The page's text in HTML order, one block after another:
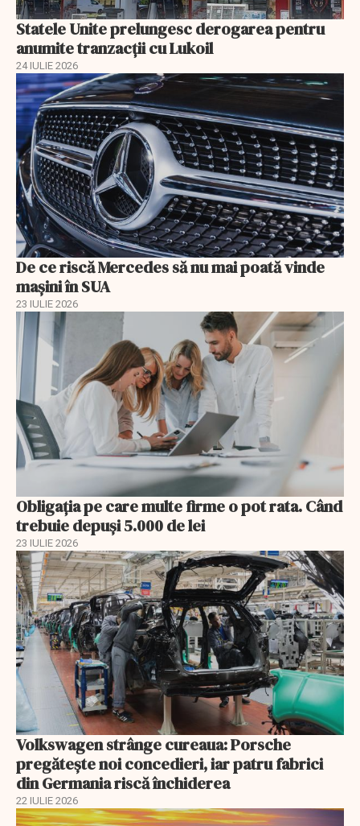
Statele Unite prelungesc derogarea pentru
anumite tranzacții cu Lukoil
24 IULIE 2026
De ce riscă Mercedes să nu mai poată vinde
mașini în SUA
23 IULIE 2026
Obligația pe care multe firme o pot rata. Când
trebuie depuși 5.000 de lei
23 IULIE 2026
Volkswagen strânge cureaua: Porsche
pregătește noi concedieri, iar patru fabrici
din Germania riscă închiderea
22 IULIE 2026